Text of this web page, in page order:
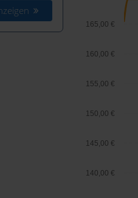
140,00 €
145,00 €
150,00 €
155,00 €
160,00 €
165,00 €